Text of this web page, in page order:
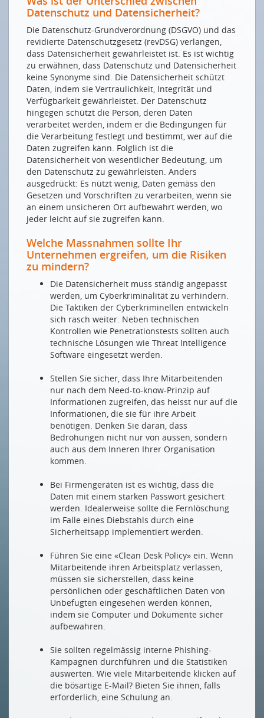
Datenschutz und Datensicherheit?
Die Datenschutz-Grundverordnung (DSGVO) und das
revidierte Datenschutzgesetz (revDSG) verlangen,
dass Datensicherheit gewährleistet ist. Es ist wichtig
zu erwähnen, dass Datenschutz und Datensicherheit
keine Synonyme sind. Die Datensicherheit schützt
Daten, indem sie Vertraulichkeit, Integrität und
Verfügbarkeit gewährleistet. Der Datenschutz
hingegen schützt die Person, deren Daten
verarbeitet werden, indem er die Bedingungen für
die Verarbeitung festlegt und bestimmt, wer auf die
Daten zugreifen kann. Folglich ist die
Datensicherheit von wesentlicher Bedeutung, um
den Datenschutz zu gewährleisten. Anders
ausgedrückt: Es nützt wenig, Daten gemäss den
Gesetzen und Vorschriften zu verarbeiten, wenn sie
an einem unsicheren Ort aufbewahrt werden, wo
jeder leicht auf sie zugreifen kann.
Welche Massnahmen sollte Ihr
Unternehmen ergreifen, um die Risiken
zu mindern?
Die Datensicherheit muss ständig angepasst
werden, um Cyberkriminalität zu verhindern.
Die Taktiken der Cyberkriminellen entwickeln
sich rasch weiter. Neben technischen
Kontrollen wie Penetrationstests sollten auch
technische Lösungen wie Threat Intelligence
Software eingesetzt werden.
Stellen Sie sicher, dass Ihre Mitarbeitenden
nur nach dem Need-to-know-Prinzip auf
Informationen zugreifen, das heisst nur auf die
Informationen, die sie für ihre Arbeit
benötigen. Denken Sie daran, dass
Bedrohungen nicht nur von aussen, sondern
auch aus dem Inneren Ihrer Organisation
kommen.
Bei Firmengeräten ist es wichtig, dass die
Daten mit einem starken Passwort gesichert
werden. Idealerweise sollte die Fernlöschung
im Falle eines Diebstahls durch eine
Sicherheitsapp implementiert werden.
Führen Sie eine «Clean Desk Policy» ein. Wenn
Mitarbeitende ihren Arbeitsplatz verlassen,
müssen sie sicherstellen, dass keine
persönlichen oder geschäftlichen Daten von
Unbefugten eingesehen werden können,
indem sie Computer und Dokumente sicher
aufbewahren.
Sie sollten regelmässig interne Phishing-
Kampagnen durchführen und die Statistiken
auswerten. Wie viele Mitarbeitende klicken auf
die bösartige E-Mail? Bieten Sie ihnen, falls
erforderlich, eine Schulung an.